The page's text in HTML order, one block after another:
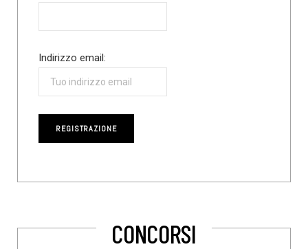
Indirizzo email:
CONCORSI